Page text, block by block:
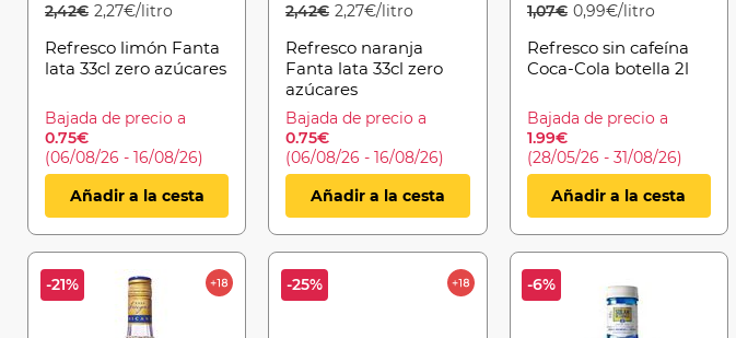
2,42€ 2,27€/litro
Refresco limón Fanta
lata 33cl zero azúcares
Bajada de precio a
0.75€
(06/08/26 - 16/08/26)
Añadir a la cesta
2,42€ 2,27€/litro
Refresco naranja
Fanta lata 33cl zero
azúcares
Bajada de precio a
0.75€
(06/08/26 - 16/08/26)
Añadir a la cesta
1,07€ 0,99€/litro
Refresco sin cafeína
Coca-Cola botella 2l
Bajada de precio a
1.99€
(28/05/26 - 31/08/26)
Añadir a la cesta
-21% -25% -6%